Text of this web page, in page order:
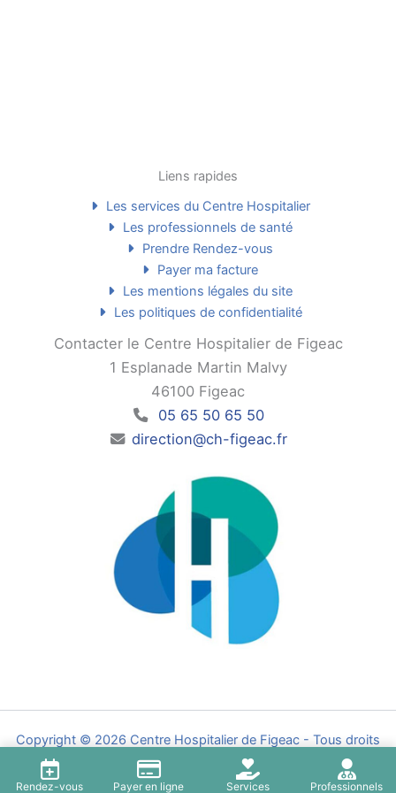
Liens rapides
Les services du Centre Hospitalier
Les professionnels de santé
Prendre Rendez-vous
Payer ma facture
Les mentions légales du site
Les politiques de confidentialité
Contacter le Centre Hospitalier de Figeac
1 Esplanade Martin Malvy
46100 Figeac
05 65 50 65 50
direction@ch-figeac.fr
Copyright © 2026 Centre Hospitalier de Figeac - Tous droits
réservés - Par l'
Agence Z'
Rendez-vous Payer en ligne Services Professionnels